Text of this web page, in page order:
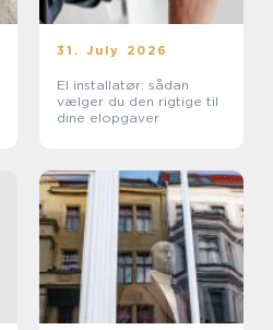
31. July 2026
El installatør: sådan
vælger du den rigtige til
dine elopgaver